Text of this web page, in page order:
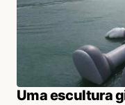
Uma escultura